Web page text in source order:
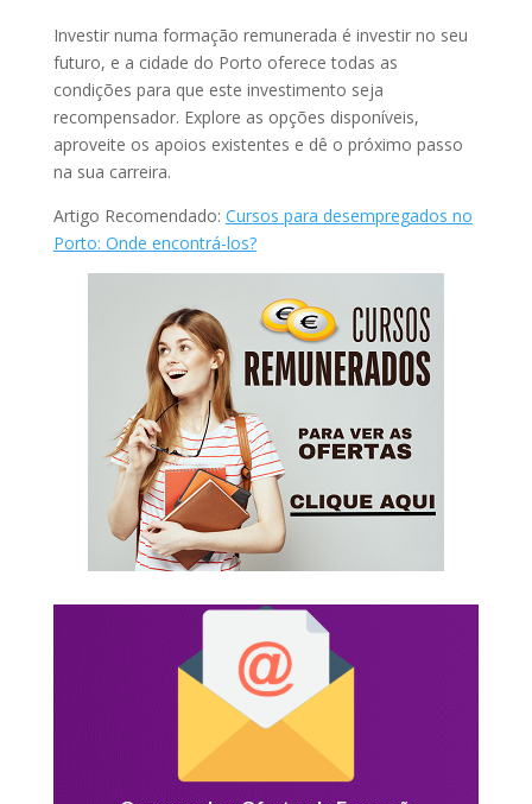
Investir numa formação remunerada é investir no seu
futuro, e a cidade do Porto oferece todas as
condições para que este investimento seja
recompensador. Explore as opções disponíveis,
aproveite os apoios existentes e dê o próximo passo
na sua carreira.
Artigo Recomendado: Cursos para desempregados no
Porto: Onde encontrá-los?